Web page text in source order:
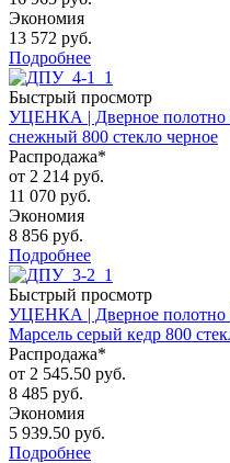
Экономия
13 572 руб.
Подробнее
Быстрый просмотр
УЦЕНКА | Дверное полотно
снежный 800 стекло черное
Распродажа*
от 2 214 руб.
11 070 руб.
Экономия
8 856 руб.
Подробнее
Быстрый просмотр
УЦЕНКА | Дверное
Марсель серый кедр 800
Распродажа*
от 2 545.50 руб.
8 485 руб.
Экономия
5 939.50 руб.
Подробнее